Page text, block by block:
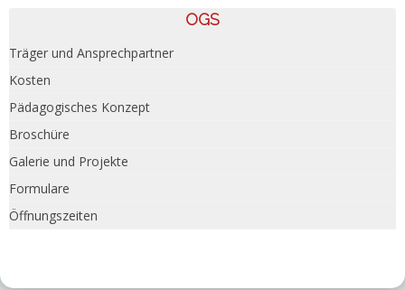
OGS
Träger und Ansprechpartner
Kosten
Pädagogisches Konzept
Broschüre
Galerie und Projekte
Formulare
Öffnungszeiten